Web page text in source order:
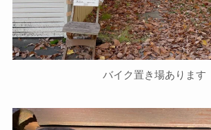
バイク置き場あります